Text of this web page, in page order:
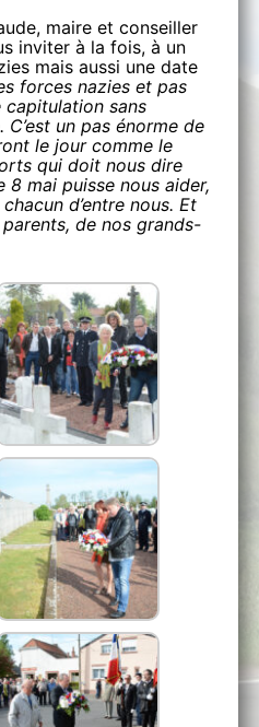
maire et conseiller
inviter à la fois, à un
mais aussi une date
forces nazies et pas
capitulation sans
un pas énorme de
le jour comme le
qui doit nous dire
8 mai puisse nous aider,
d’entre nous. Et
de nos grands-